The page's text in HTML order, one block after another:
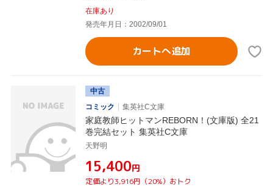
在庫あり
発売年月日：2002/09/01
カートへ追加
中古
コミック
集英社C文庫
家庭教師ヒットマンREBORN！(文庫版) 全21
巻完結セット 集英社C文庫
天野明
¥15,400円
定価より3,916円（20%）おトク